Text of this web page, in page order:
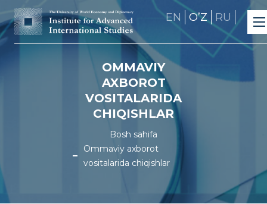
EN OʼZ RU
OMMAVIY
AXBOROT
VOSITALARIDA
CHIQISHLAR
Bosh sahifa
Ommaviy axborot
vositalarida chiqishlar